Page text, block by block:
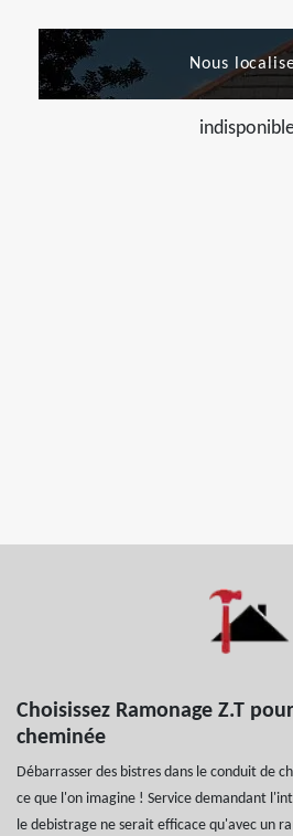
Nous
Choisissez Ramonage Z.T
cheminée
Débarrasser des bistres dans le conduit de
ce que l'on imagine ! Service demandant
le debistrage ne serait efficace qu'avec un